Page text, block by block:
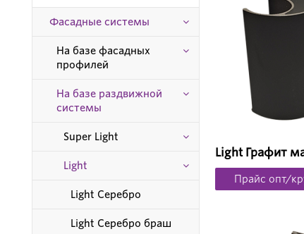
Фасадные системы
На базе фасадных
профилей
На базе раздвижной
системы
Super Light
Light
Light Серебро
Light Серебро браш
Light Графит
Прайс опт/